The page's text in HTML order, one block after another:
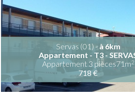
Servas (01) -à 6km
Appartement - T3 -
Appartement 3 pièces71m2
718 €